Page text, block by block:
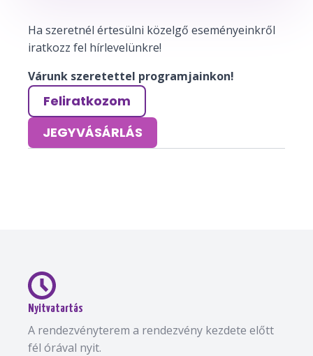
Ha szeretnél értesülni közelgő eseményeinkről
iratkozz fel hírlevelünkre!
Várunk szeretettel programjainkon!
Feliratkozom
JEGYVÁSÁRLÁS
Nyitvatartás
A rendezvényterem a rendezvény kezdete előtt
fél órával nyit.